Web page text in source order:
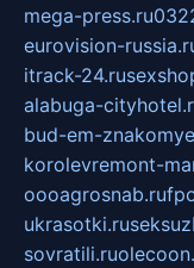
mega-press.ru
eurovision-
itrack-24.ru
alabuga-
bud-em-
korolevremont-
oooagrosnab.ru
ukrasotki.ru
sovratili.ru